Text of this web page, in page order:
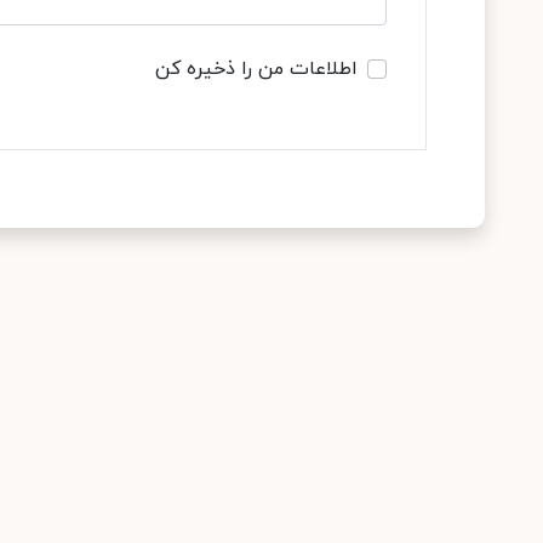
اطلاعات من را ذخیره کن